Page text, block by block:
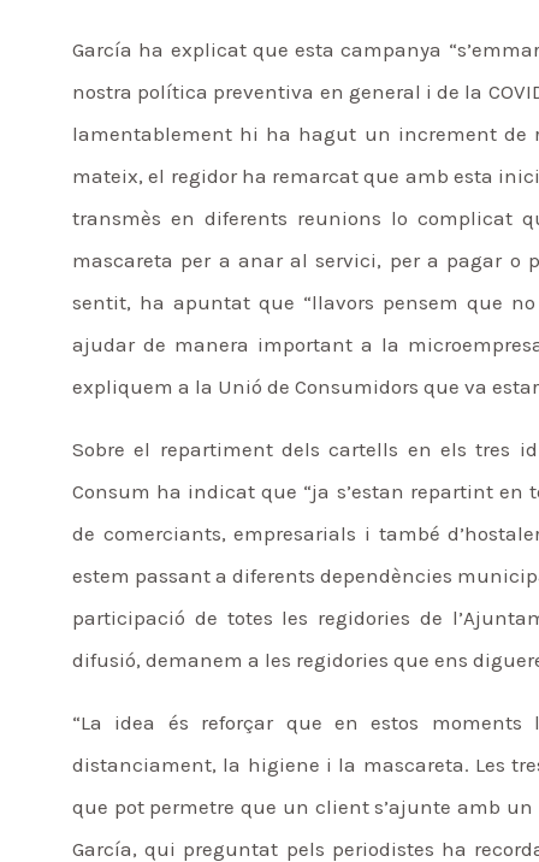
García ha explicat que esta campanya
nostra política preventiva en general i de la
lamentablement hi ha hagut un increment de
mateix, el regidor ha remarcat que amb esta
transmès en diferents reunions lo complicat
mascareta per a anar al servici, per a pagar o
sentit, ha apuntat que “llavors pensem que
ajudar de manera important a la
expliquem a la Unió de Consumidors que va
Sobre el repartiment dels cartells en els tres
Consum ha indicat que “ja s’estan repartint en
de comerciants, empresarials i també
estem passant a diferents dependències
participació de totes les regidories de
difusió, demanem a les regidories que ens
“La idea és reforçar que en estos
distanciament, la higiene i la mascareta. Les
que pot permetre que un client s’ajunte amb
García, qui preguntat pels periodistes ha